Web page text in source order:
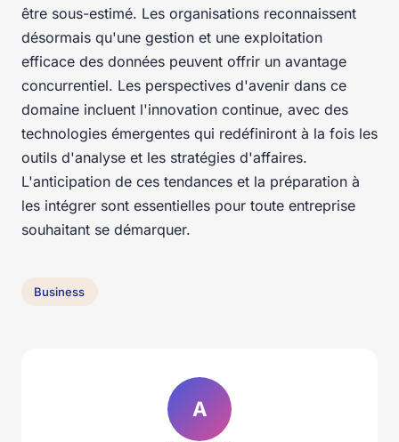
être sous-estimé. Les organisations reconnaissent
désormais qu'une gestion et une exploitation
efficace des données peuvent offrir un avantage
concurrentiel. Les perspectives d'avenir dans ce
domaine incluent l'innovation continue, avec des
technologies émergentes qui redéfiniront à la fois les
outils d'analyse et les stratégies d'affaires.
L'anticipation de ces tendances et la préparation à
les intégrer sont essentielles pour toute entreprise
souhaitant se démarquer.
Business
A